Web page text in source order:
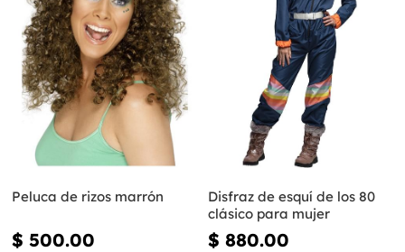
Peluca de rizos marrón
$ 500.00
Disfraz de esquí de los 80
clásico para mujer
$ 880.00